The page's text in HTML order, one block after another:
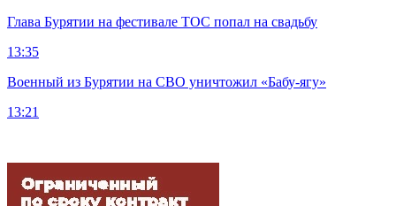
Глава Бурятии на фестивале ТОС попал на свадьбу
13:35
Военный из Бурятии на СВО уничтожил «Бабу-ягу»
13:21